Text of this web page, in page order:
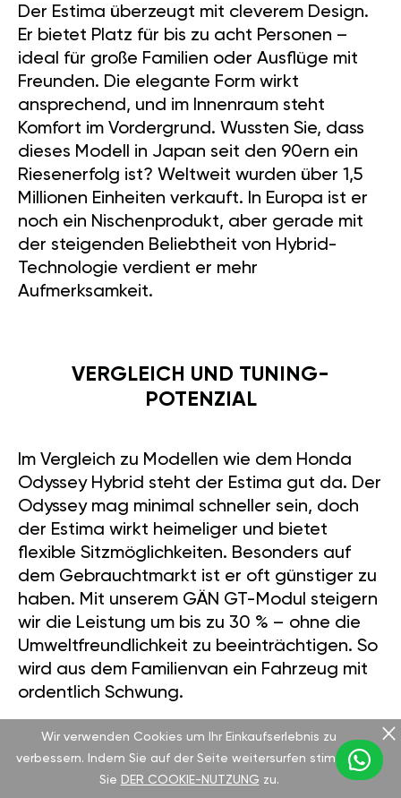
Der Estima überzeugt mit cleverem Design.
Er bietet Platz für bis zu acht Personen –
ideal für große Familien oder Ausflüge mit
Freunden. Die elegante Form wirkt
ansprechend, und im Innenraum steht
Komfort im Vordergrund. Wussten Sie, dass
dieses Modell in Japan seit den 90ern ein
Riesenerfolg ist? Weltweit wurden über 1,5
Millionen Einheiten verkauft. In Europa ist er
noch ein Nischenprodukt, aber gerade mit
der steigenden Beliebtheit von Hybrid-
Technologie verdient er mehr
Aufmerksamkeit.
VERGLEICH UND TUNING-
POTENZIAL
Im Vergleich zu Modellen wie dem Honda
Odyssey Hybrid steht der Estima gut da. Der
Odyssey mag minimal schneller sein, doch
der Estima wirkt heimeliger und bietet
flexible Sitzmöglichkeiten. Besonders auf
dem Gebrauchtmarkt ist er oft günstiger zu
haben. Mit unserem GÄN GT-Modul steigern
wir die Leistung um bis zu 30 % – ohne die
Umweltfreundlichkeit zu beeinträchtigen. So
wird aus dem Familienvan ein Fahrzeug mit
ordentlich Schwung.
EINFACHE INSTALLATION UND
Wir verwenden Cookies um Ihr Einkaufserlebnis zu
verbessern. Indem Sie auf der Seite weitersurfen stimmen
Sie DER COOKIE-NUTZUNG zu.